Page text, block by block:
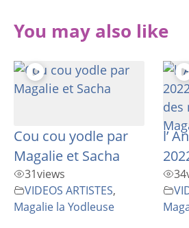
You may also like
Cou cou yodle par
Magalie et Sacha
31views
VIDEOS ARTISTES,
Magalie la Yodleuse
l’
34